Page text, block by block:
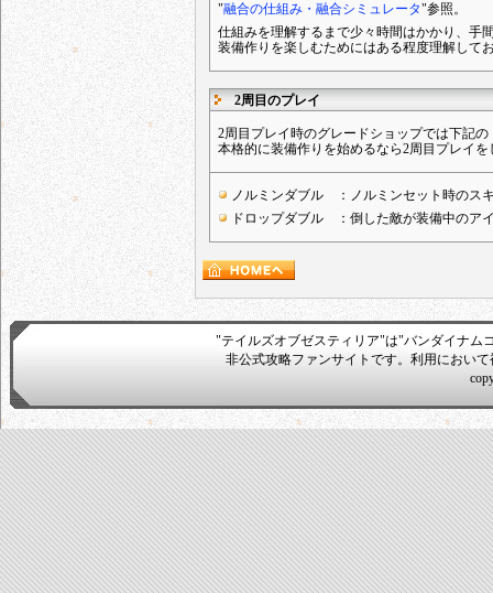
"融合の仕組み・融合シミュレータ"参照。
仕組みを理解するまで少々時間はかかり、手
装備作りを楽しむためにはある程度理解して
2周目のプレイ
2周目プレイ時のグレードショップでは下記
本格的に装備作りを始めるなら2周目プレイ
ノルミンダブル ：ノルミンセット時のス
ドロップダブル ：倒した敵が装備中のア
"テイルズオブゼスティリア"は"バンダイナム
非公式攻略ファンサイトです。利用におい